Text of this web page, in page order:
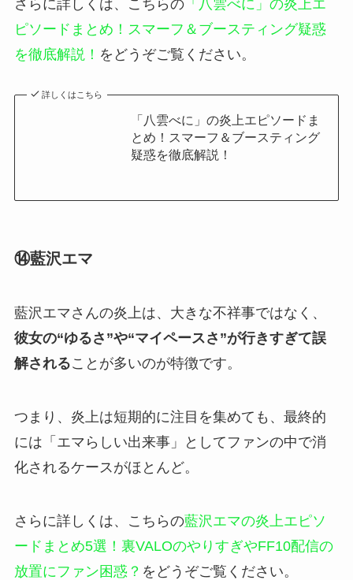
さらに詳しくは、こちらの「八雲べに」の炎上エ
ピソードまとめ！スマーフ＆ブースティング疑惑
を徹底解説！ をどうぞご覧ください。
詳しくはこちら
「八雲べに」の炎上エピソードま
とめ！スマーフ＆ブースティング
疑惑を徹底解説！
⑭藍沢エマ
藍沢エマさんの炎上は、大きな不祥事ではなく、
彼女の“ゆるさ”や“マイペースさ”が行きすぎて誤
解されることが多いのが特徴です。
つまり、炎上は短期的に注目を集めても、最終的
には「エマらしい出来事」としてファンの中で消
化されるケースがほとんど。
さらに詳しくは、こちらの藍沢エマの炎上エピソ
ードまとめ5選！裏VALOのやりすぎやFF10配信の
放置にファン困惑？ をどうぞご覧ください。